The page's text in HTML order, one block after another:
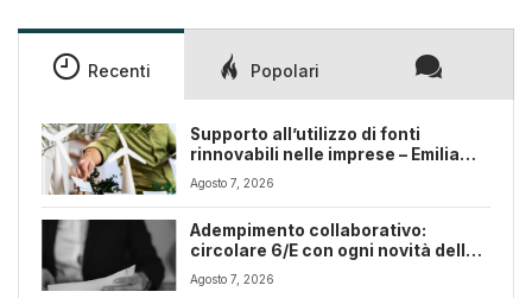
Recenti Popolari
Supporto all’utilizzo di fonti
rinnovabili nelle imprese – Emilia
Romagna
Agosto 7, 2026
Adempimento collaborativo:
circolare 6/E con ogni novità della
riforma fiscale
Agosto 7, 2026